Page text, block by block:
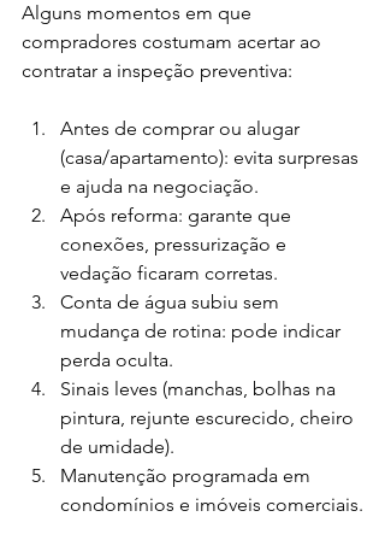
Alguns momentos em que
compradores costumam acertar ao
contratar a inspeção preventiva:
Antes de comprar ou alugar
(casa/apartamento): evita surpresas
e ajuda na negociação.
Após reforma: garante que
conexões, pressurização e
vedação ficaram corretas.
Conta de água subiu sem
mudança de rotina: pode indicar
perda oculta.
Sinais leves (manchas, bolhas na
pintura, rejunte escurecido, cheiro
de umidade).
Manutenção programada em
condomínios e imóveis comerciais.